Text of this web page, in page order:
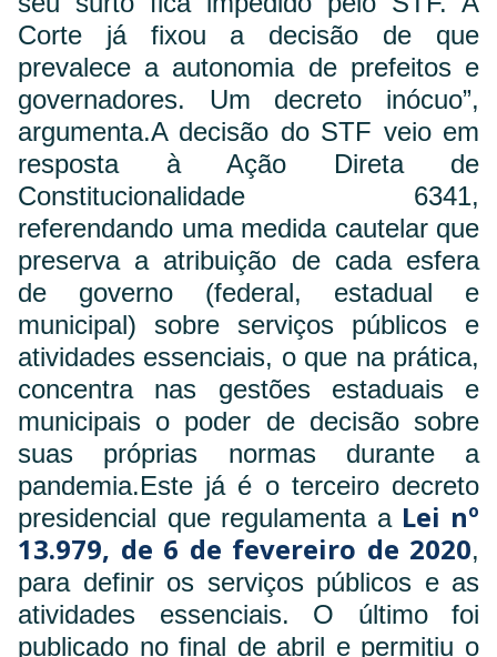
Corte já fixou a decisão de que
prevalece a autonomia de prefeitos e
governadores. Um decreto inócuo”,
argumenta.A decisão do STF veio em
resposta à Ação Direta de
Constitucionalidade 6341,
referendando uma medida cautelar que
preserva a atribuição de cada esfera
de governo (federal, estadual e
municipal) sobre serviços públicos e
atividades essenciais, o que na prática,
concentra nas gestões estaduais e
municipais o poder de decisão sobre
suas próprias normas durante a
pandemia.Este já é o terceiro decreto
presidencial que regulamenta a Lei nº
13.979, de 6 de fevereiro de 2020,
para definir os serviços públicos e as
atividades essenciais. O último foi
publicado no final de abril e permitiu o